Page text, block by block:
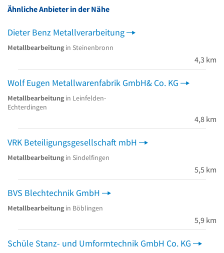
Ähnliche Anbieter in der Nähe
Dieter Benz Metallverarbeitung
Metallbearbeitung in Steinenbronn
4,3 km
Wolf Eugen Metallwarenfabrik GmbH& Co. KG
Metallbearbeitung in Leinfelden-
Echterdingen
4,8 km
VRK Beteiligungsgesellschaft mbH
Metallbearbeitung in Sindelfingen
5,5 km
BVS Blechtechnik GmbH
Metallbearbeitung in Böblingen
5,9 km
Schüle Stanz- und Umformtechnik GmbH Co. KG